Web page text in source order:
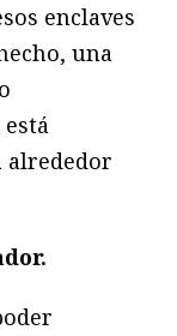
enclaves
una
alrededor